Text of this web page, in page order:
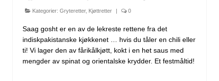
Kategorier: Gryteretter, Kjøttretter | 0
Saag gosht er en av de lekreste rettene fra det
indiskpakistanske kjøkkenet … hvis du tåler en chili eller
ti! Vi lager den av fårikålkjøtt, kokt i en het saus med
mengder av spinat og orientalske krydder. Et festmåltid!